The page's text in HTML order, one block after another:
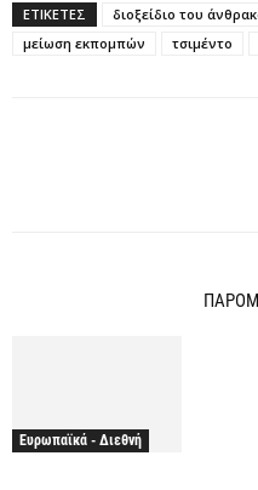
ΕΤΙΚΕΤΕΣ διοξείδιο του
μείωση εκπομπών
τσιμέντο
Ευρωπαϊκά - Διεθνή